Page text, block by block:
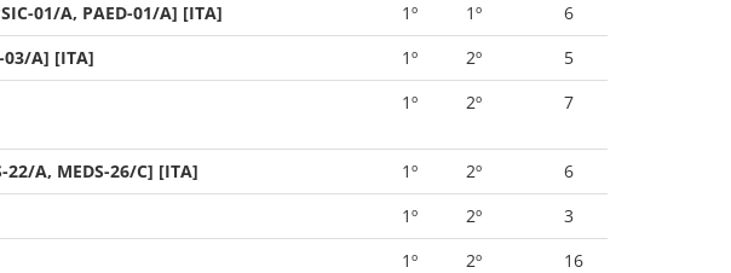
01/A, PAED-01/A] [ITA] 1º 1º
6
03/A] [ITA] 1º 2º
5
1º 2º 7
22/A, MEDS-26/C] [ITA] 1º 2º
6
1º 2º
3
1º 2º
16